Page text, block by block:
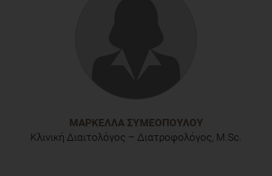
ΜΑΡΚΈΛΛΑ ΣΥΜΕΟΠΟΎΛΟΥ
Κλινική Διαιτολόγος – Διατροφολόγος, M.Sc.